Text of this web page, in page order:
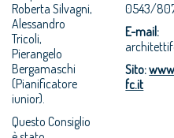
Roberta Silvagni,
Alessandro
Tricoli,
Pierangelo
Bergamaschi
(Pianificatore
iunior).
Questo Consiglio
0543/
E-mail:
Sito:
fc.it